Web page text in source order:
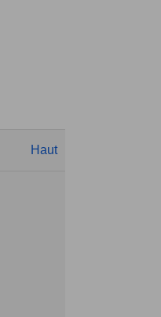
Haut